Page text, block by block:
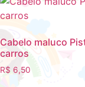
Cabelo maluco
carros
R$ 6,50